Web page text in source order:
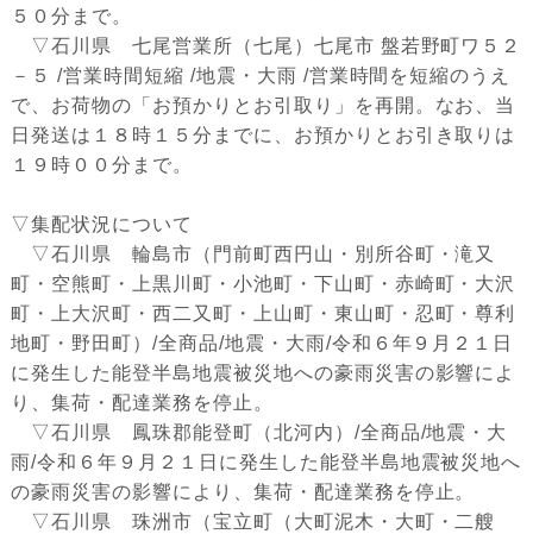
５０分まで。
▽石川県 七尾営業所（七尾）七尾市 盤若野町ワ５２
－５ /営業時間短縮 /地震・大雨 /営業時間を短縮のうえ
で、お荷物の「お預かりとお引取り」を再開。なお、当
日発送は１８時１５分までに、お預かりとお引き取りは
１９時００分まで。
▽集配状況について
▽石川県 輪島市（門前町西円山・別所谷町・滝又
町・空熊町・上黒川町・小池町・下山町・赤崎町・大沢
町・上大沢町・西二又町・上山町・東山町・忍町・尊利
地町・野田町）/全商品/地震・大雨/令和６年９月２１日
に発生した能登半島地震被災地への豪雨災害の影響によ
り、集荷・配達業務を停止。
▽石川県 鳳珠郡能登町（北河内）/全商品/地震・大
雨/令和６年９月２１日に発生した能登半島地震被災地へ
の豪雨災害の影響により、集荷・配達業務を停止。
▽石川県 珠洲市（宝立町（大町泥木・大町・二艘